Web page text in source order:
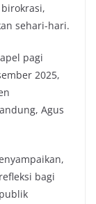
sehari-hari.
pagi
2025,
Agus
bagi